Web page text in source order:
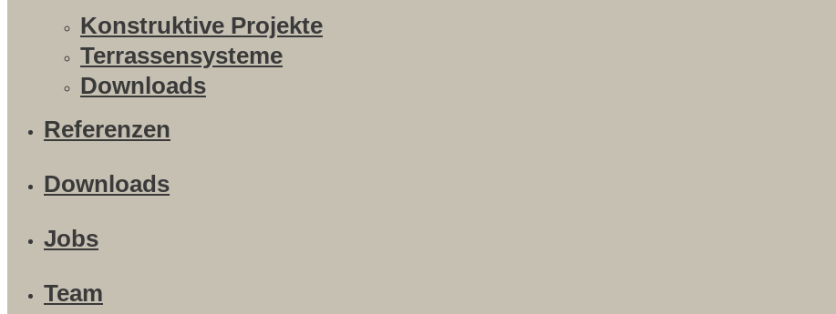
Konstruktive Projekte
Terrassensysteme
Downloads
Referenzen
Downloads
Jobs
Team